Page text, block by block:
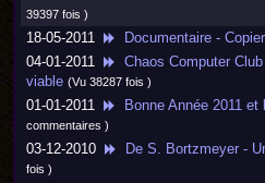
39397 fois )
18-05-2011 Documentaire -
04-01-2011
Chaos Computer
viable (Vu 38287 fois )
01-01-2011 Bonne Année 2011 et
commentaires )
03-12-2010 De S. Bortzmeyer -
fois )